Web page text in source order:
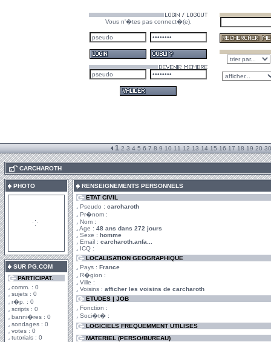
Vous n'�tes pas connect�(e).
1 2 3 4 5 6 7 8 9 10 11 12 13 14 15 16 17 18 19 20 30
CARCHAROTH
PHOTO
SUR PG.COM
PARTICIPAT.
comm. : 0
sujets : 0
r�p. : 0
scripts : 0
banni�res : 0
sondages : 0
votes : 0
tutorials : 0
RENSEIGNEMENTS PERSONNELS
ETAT CIVIL
Pseudo : carcharoth
Pr�nom :
Nom :
Age : 48 ans dans 272 jours
Sexe : homme
Email : carcharoth.anfa...
ICQ :
LOCALISATION GEOGRAPHIQUE
Pays : France
R�gion :
Ville :
Voisins : afficher les voisins de carcharoth
ETUDES | JOB
Fonction :
Soci�t� :
LOGICIELS FREQUEMMENT UTILISES
MATERIEL (PERSO/BUREAU)